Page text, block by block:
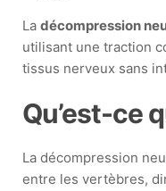
Ladécompression
utilisant une traction
tissus nerveux sans
Qu’est-ce
La décompression
entre les vertèbres,